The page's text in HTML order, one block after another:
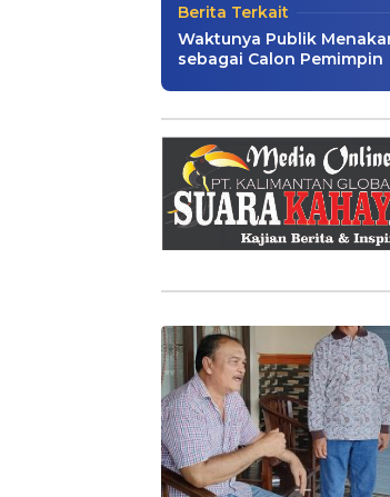
Berita Terkait
Waktunya Publik
sebagai Calon Pemimpin